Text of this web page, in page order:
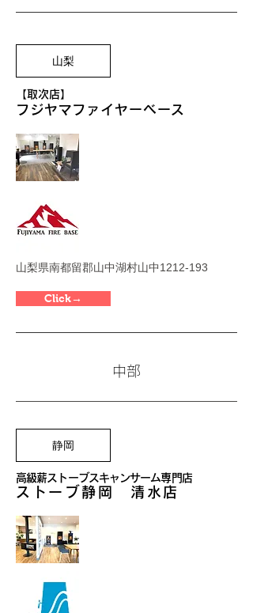
山梨
【取次店】
フジヤマファイヤーベース
山梨県南都留郡山中湖村山中1212-193
Click→
中部
静岡
高級薪ストーブスキャンサーム専門店
ストーブ静 岡 清水店